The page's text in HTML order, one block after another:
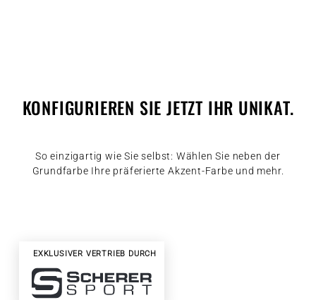
KONFIGURIEREN SIE JETZT IHR UNIKAT.
So einzigartig wie Sie selbst: Wählen Sie neben der
Grundfarbe Ihre präferierte Akzent-Farbe und mehr.
EXKLUSIVER VERTRIEB DURCH